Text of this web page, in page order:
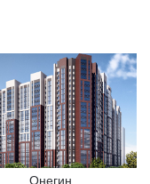
Онегин